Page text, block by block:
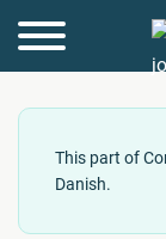
This part of
Danish.